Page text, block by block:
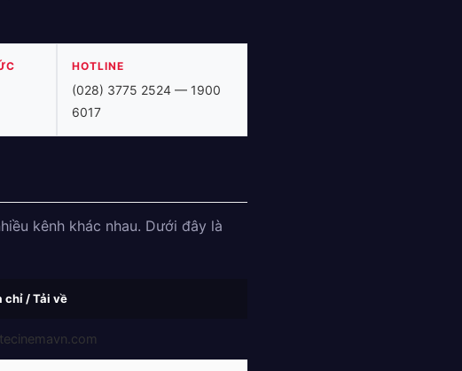
HOTLINE
(028) 3775 2524 — 1900
6017
kênh khác nhau. Dưới đây là
chỉ / Tải về